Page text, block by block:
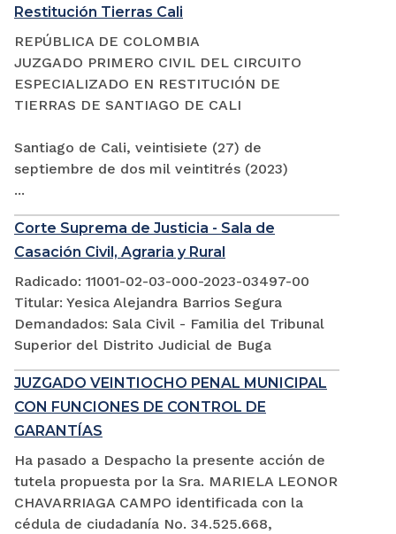
Restitución Tierras Cali
REPÚBLICA DE COLOMBIA
JUZGADO PRIMERO CIVIL DEL CIRCUITO
ESPECIALIZADO EN RESTITUCIÓN DE
TIERRAS DE SANTIAGO DE CALI
Santiago de Cali, veintisiete (27) de
septiembre de dos mil veintitrés (2023)
...
Corte Suprema de Justicia - Sala de
Casación Civil, Agraria y Rural
Radicado: 11001-02-03-000-2023-03497-00
Titular: Yesica Alejandra Barrios Segura
Demandados: Sala Civil - Familia del Tribunal
Superior del Distrito Judicial de Buga
JUZGADO VEINTIOCHO PENAL MUNICIPAL
CON FUNCIONES DE CONTROL DE
GARANTÍAS
Ha pasado a Despacho la presente acción de
tutela propuesta por la Sra. MARIELA LEONOR
CHAVARRIAGA CAMPO identificada con la
cédula de ciudadanía No. 34.525.668,